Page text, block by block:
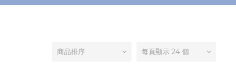
商品排序 每頁顯示 24 個